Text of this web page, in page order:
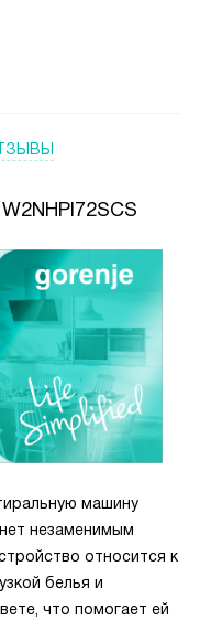
впечатляет.
стала проявляться
машину
незаменимым
относится к
белья и
что помогает ей